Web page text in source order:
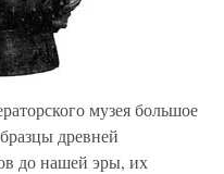
музея большое
древней
до нашей эры, их